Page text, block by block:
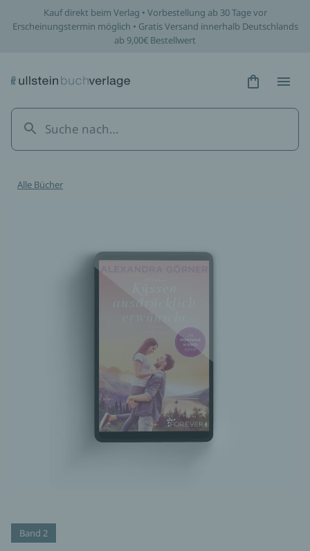
Kauf direkt beim Verlag • Vorbestellung ab 30 Tage vor
Erscheinungstermin möglich • Gratis Versand innerhalb Deutschlands
ab 9,00€ Bestellwert
Hidden
Alle Bücher
Band 2